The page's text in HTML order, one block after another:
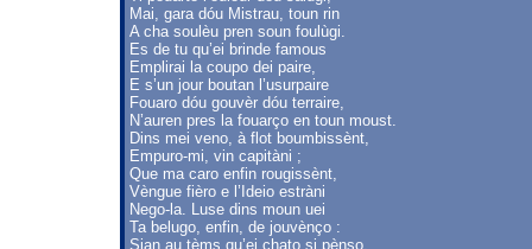
Mai, gara dóu Mistrau, toun rin
A cha soulèu pren soun foulùgi.
Es de tu qu’ei brinde famous
Emplirai la coupo dei paire,
E s’un jour boutan l’usurpaire
Fouaro dóu gouvèr dóu terraire,
N’auren pres la fouarço en toun moust.
Dins mei veno, à flot boumbissènt,
Empuro-mi, vin capitàni ;
Que ma caro enfin rougissènt,
Vèngue fièro e l’Ideio estràni
Nego-la. Luse dins moun uei
Ta belugo, enfin, de jouvènço :
Sian au tèms qu’ei chato si pènso,